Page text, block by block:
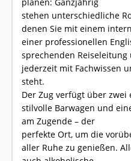
stehen unterschiedliche
denen Sie mit einem
einer professionellen
sprechenden
jederzeit mit Fachwissen
steht.
Der Zug verfügt über zwei
stilvolle Barwagen und
am Zugende – der
perfekte Ort, um die
aller Ruhe zu genießen.